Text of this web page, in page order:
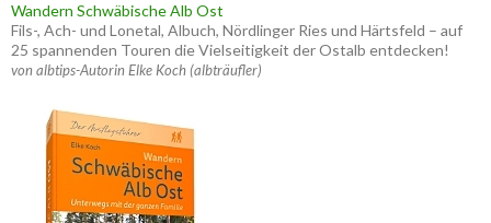
Wandern Schwäbische Alb Ost
Fils-, Ach- und Lonetal, Albuch, Nördlinger Ries und Härtsfeld – auf
25 spannenden Touren die Vielseitigkeit der Ostalb entdecken!
von albtips-Autorin Elke Koch (albträufler)